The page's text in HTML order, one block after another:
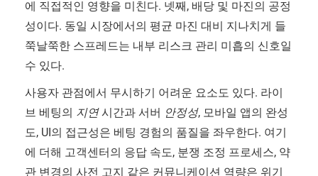
에 직접적인 영향을 미친다. 넷째, 배당 및 마진의 공정
성이다. 동일 시장에서의 평균 마진 대비 지나치게 들
쭉날쭉한 스프레드는 내부 리스크 관리 미흡의 신호일
수 있다.
사용자 관점에서 무시하기 어려운 요소도 있다. 라이
브 베팅의 지연시간과 서버 안정성, 모바일 앱의 완성
도, UI의 접근성은 베팅 경험의 품질을 좌우한다. 여기
에 더해 고객센터의 응답 속도, 분쟁 조정 프로세스, 약
관 변경의 사전 고지 같은 커뮤니케이션 역량은 위기